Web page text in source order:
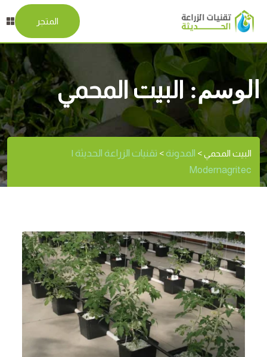
المتجر
الوسم:البيت المحمي
البيت المحمي> المدونة> تقنيات الزراعة الحديثة |
Modernagritec